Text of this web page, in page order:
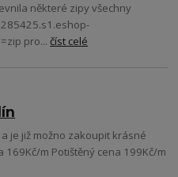
některé zipy všechny
pro...číst celé
je již možno zakoupit krásné
m Potištěný cena 199Kč/m